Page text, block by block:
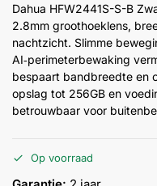
Inbraakbeveiliging
Merken
Outlet SALE
Help &
service
Dahua HFW2441S-S-B
2.8mm groothoeklens,
nachtzicht. Slimme
AI‑perimeterbewaking
bespaart bandbreedte en
opslag tot 256GB en
betrouwbaar voor
Op voorraad